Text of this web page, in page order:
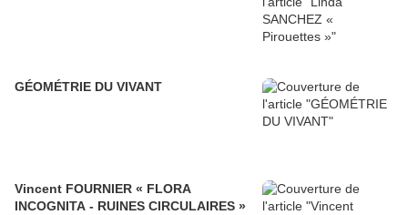
GÉOMÉTRIE DU VIVANT
Vincent FOURNIER « FLORA
INCOGNITA - RUINES CIRCULAIRES »